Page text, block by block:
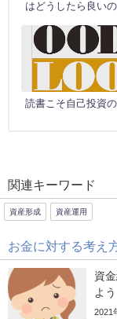
はどうしたら良いの
読書こそ自己投資の
関連キーワード
資産形成 資産運用
お金に対する考え
資
よう
2021